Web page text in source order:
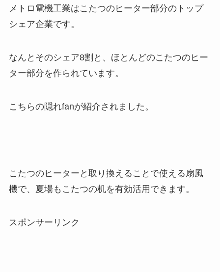
メトロ電機工業はこたつのヒーター部分のトップ
シェア企業です。
なんとそのシェア8割と、ほとんどのこたつのヒー
ター部分を作られています。
こちらの隠れfanが紹介されました。
こたつのヒーターと取り換えることで使える扇風
機で、夏場もこたつの机を有効活用できます。
スポンサーリンク